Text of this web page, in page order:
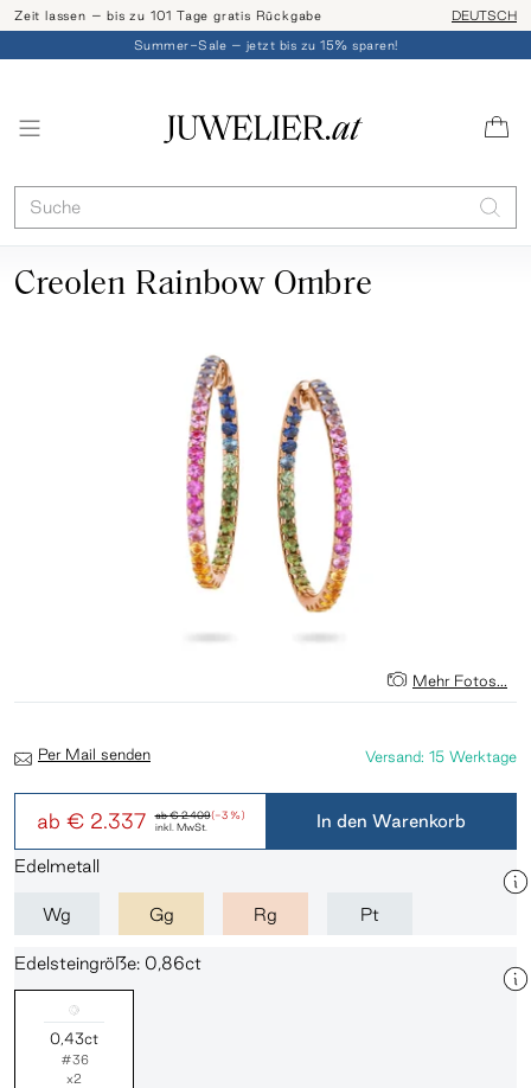
Zeit lassen – bis zu 101 Tage gratis Rückgabe Ringgröße
DEUTSCH
Summer-Sale – jetzt bis zu 15% sparen!
Creolen Rainbow Ombre
Mehr Fotos...
ab€ 2.409(-3 %)
ab € 2.337 inkl. MwSt.
Versand: 15 Werktage
Per Mail senden
In den Warenkorb
Edelmetall
Wg Gg Rg Pt
Edelsteingröße: 0,86ct
0,43ct
#36
x2